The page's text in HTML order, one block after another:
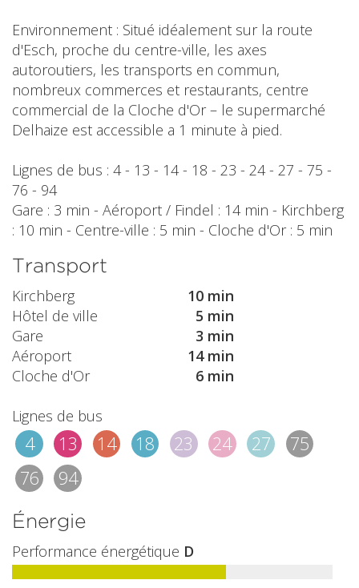
Environnement : Situé idéalement sur la route
d'Esch, proche du centre-ville, les axes
autoroutiers, les transports en commun,
nombreux commerces et restaurants, centre
commercial de la Cloche d'Or – le supermarché
Delhaize est accessible a 1 minute à pied.
Lignes de bus : 4 - 13 - 14 - 18 - 23 - 24 - 27 - 75 -
76 - 94
Gare : 3 min - Aéroport / Findel : 14 min - Kirchberg
: 10 min - Centre-ville : 5 min - Cloche d'Or : 5 min
Transport
Kirchberg
10 min
Hôtel de ville
5 min
Gare
3 min
Aéroport
14 min
Cloche d'Or
6 min
Lignes de bus
4 13 14 18 23 24 27
75
76
94
Énergie
Performance énergétique D